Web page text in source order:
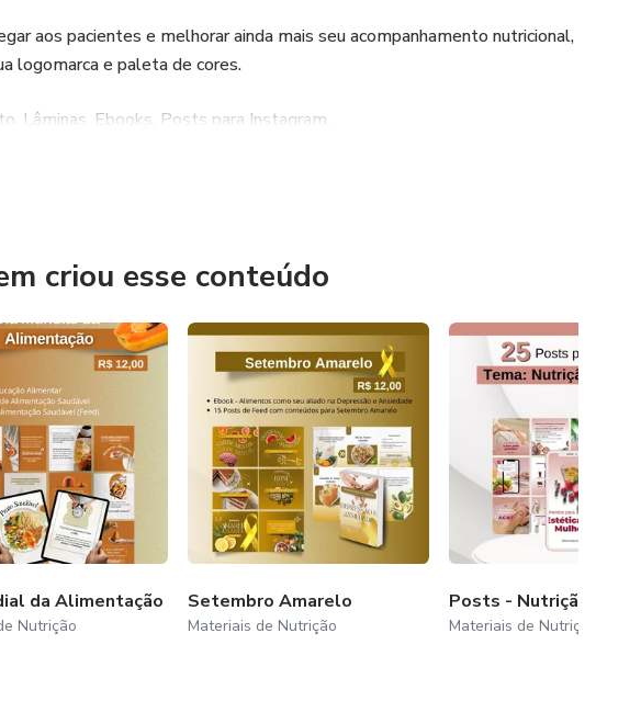
aos pacientes e melhorar ainda mais seu acompanhamento nutricional,
logomarca e paleta de cores.
Lâminas, Ebooks, Posts para Instagram.
criou esse conteúdo
da Alimentação
Nutrição
Setembro Amarelo
Materiais de Nutrição
Posts - Nutrição
Materiais de Nutrição